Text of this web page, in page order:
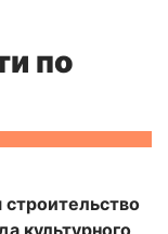
по
культурного